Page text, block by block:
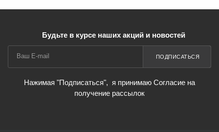
Будьте в курсе наших акций и новостей
ПОДПИСАТЬСЯ
Нажимая "Подписаться", я принимаю Согласие на
получение рассылок